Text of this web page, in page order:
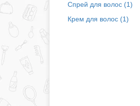
Спрей для волос (1)
Крем для волос (1)